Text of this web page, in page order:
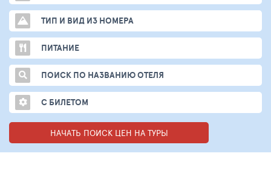
ТИП И ВИД ИЗ НОМЕРА
ПИТАНИЕ
ПОИСК ПО НАЗВАНИЮ ОТЕЛЯ
С БИЛЕТОМ
НАЧАТЬ ПОИСК ЦЕН НА ТУРЫ